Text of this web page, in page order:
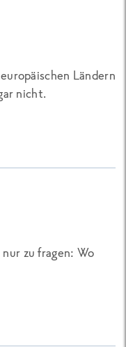
Ländern
nicht.
zu fragen: Wo